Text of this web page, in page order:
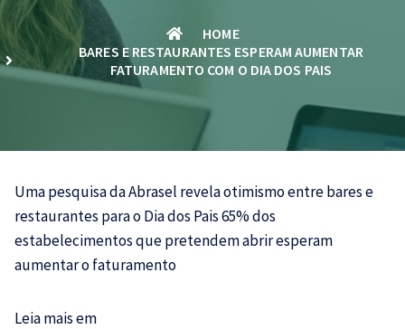
HOME
BARES E RESTAURANTES ESPERAM AUMENTAR
FATURAMENTO COM O DIA DOS PAIS
Uma pesquisa da Abrasel revela otimismo entre bares e
restaurantes para o Dia dos Pais 65% dos
estabelecimentos que pretendem abrir esperam
aumentar o faturamento
Leia mais em